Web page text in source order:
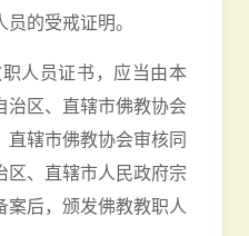
的受戒证明。
人员证书，应当由本
治区、直辖市佛教协会
辖市佛教协会审核同
区、直辖市人民政府宗
案后，颁发佛教教职人